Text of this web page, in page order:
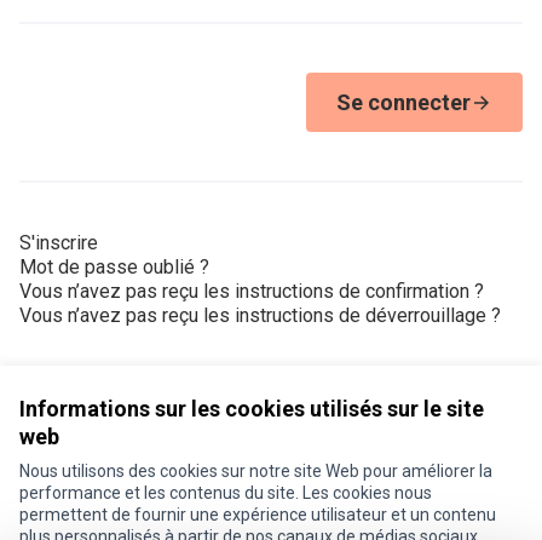
Informations sur les cookies utilisés sur le site
web
Nous utilisons des cookies sur notre site Web pour améliorer la
performance et les contenus du site. Les cookies nous
permettent de fournir une expérience utilisateur et un contenu
Se connecter
S'inscrire
Mot de passe oublié ?
Vous n’avez pas reçu les instructions de confirmation ?
Vous n’avez pas reçu les instructions de déverrouillage ?
Conditions d'utilisation
Paramètres des cookies
Je participe ! sur X
Je participe ! sur Facebook
Je participe ! sur Instagram